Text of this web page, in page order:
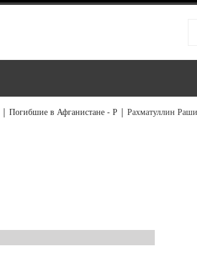
| Погибшие в Афганистане - Р | Рахматуллин